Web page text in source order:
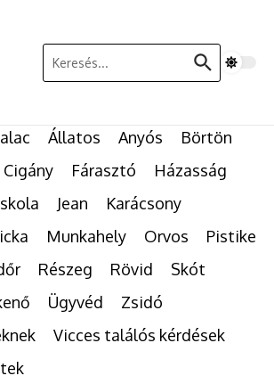
Keresés:
Állatos Anyós
Börtön
Cigány Fárasztó
Házasság
Jean
Karácsony
Munkahely Orvos
Pistike
Részeg Rövid
Skót
Ügyvéd
Zsidó
Vicces találós kérdések